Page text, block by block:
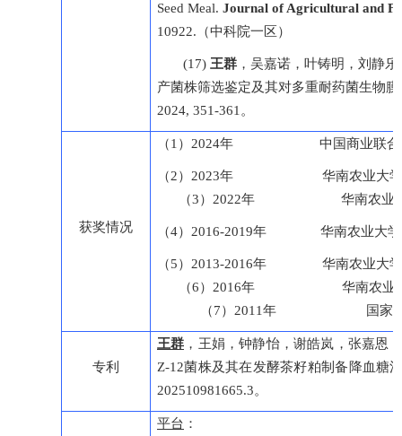
Seed Meal. Journal of Agricultural and
10922.（中科院一区）
(17) 王群 ，吴嘉诺，叶铸明，刘静
产菌株筛选鉴定及其对多重耐药菌生物
2024, 351-361。
获奖情况
（1）2024年 中国商业联合会科
（2）2023年 华南农业大
（3）2022年 华南农业年度工
（4）2016-2019年 华南农业大学
（5）2013-2016年 华南农
（6）2016年 华南农
（7）2011年 国家励志
专利
王群 ，王娟，钟静怡，谢皓岚，张嘉恩
Z-12菌株及其在发酵茶籽粕制备降血糖
202510981665.3。
平台 ：